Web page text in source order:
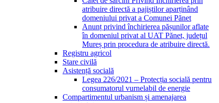
atribuire directă a pajiștilor aparținând
domeniului privat a Comunei Pănet
Anunț privind închirierea pășunilor aflate
în domeniul privat al UAT Pănet, județul
Mureș prin procedura de atribuire directă.
Registru agricol
Stare civilă
Asistență socială
Legea 226/2021 – Protecția socială pentru
consumatorul vurnelabil de energie
Compartimentul urbanism și amenajarea